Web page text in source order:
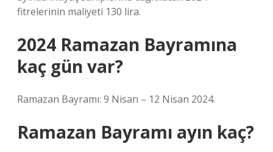
fitrelerinin maliyeti 130 lira.
2024 Ramazan Bayramına
kaç gün var?
Ramazan Bayramı: 9 Nisan – 12 Nisan 2024.
Ramazan Bayramı ayın kaç?